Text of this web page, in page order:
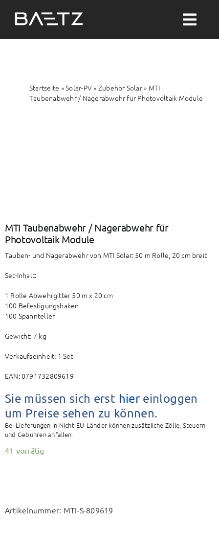
Inhalt
springen
Solar-PV
BAETZ Energy
Mein Konto
Startseite »Solar-PV» Zubehör Solar» MTI
Taubenabwehr / Nagerabwehr für Photovoltaik Module
MTI Taubenabwehr / Nagerabwehr für
Photovoltaik Module
Tauben- und Nagerabwehr von MTI Solar: 50 m Rolle, 20 cm breit
Set-Inhalt:
1 Rolle Abwehrgitter 50 m x 20 cm
100 Befestigungshaken
100 Spannteller
Gewicht: 7 kg
Verkaufseinheit: 1 Set
EAN: 0791732809619
Sie müssen sich erst hier einloggen
um Preise sehen zu können.
Bei Lieferungen in Nicht-EU-Länder können zusätzliche Zölle, Steuern
und Gebühren anfallen.
41 vorrätig
Artikelnummer: MTI-S-809619